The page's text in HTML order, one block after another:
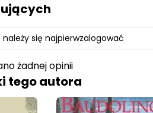
się najpierwzalogować
żadnej opinii
tego autora